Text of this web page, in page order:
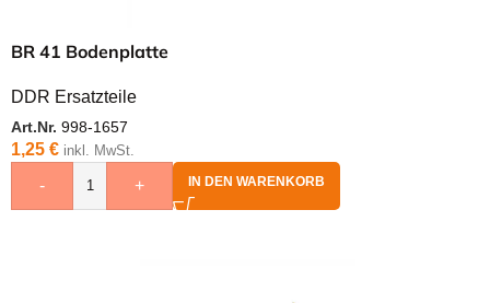
BR 41 Bodenplatte
DDR Ersatzteile
Art.Nr. 998-1657
1,25 € inkl. MwSt.
- + IN DEN WARENKORB